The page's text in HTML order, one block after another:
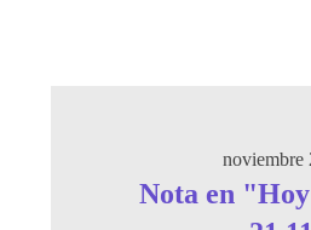
noviembre
Nota en